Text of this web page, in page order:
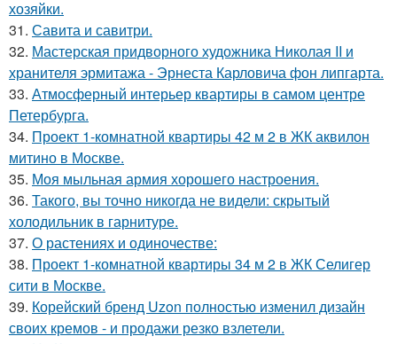
хозяйки.
31. Савита и савитри.
32. Мастерская придворного художника Николая II и
хранителя эрмитажа - Эрнеста Карловича фон липгарта.
33. Атмосферный интерьер квартиры в самом центре
Петербурга.
34. Проект 1-комнатной квартиры 42 м 2 в ЖК аквилон
митино в Москве.
35. Моя мыльная армия хорошего настроения.
36. Такого, вы точно никогда не видели: скрытый
холодильник в гарнитуре.
37. О растениях и одиночестве:
38. Проект 1-комнатной квартиры 34 м 2 в ЖК Селигер
сити в Москве.
39. Корейский бренд Uzon полностью изменил дизайн
своих кремов - и продажи резко взлетели.